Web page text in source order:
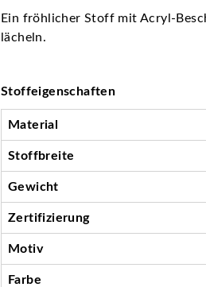
Ein fröhlicher Stoff mit Acryl-
lächeln.
Stoffeigenschaften
Material
Stoffbreite
Gewicht
Zertifizierung
Motiv
Farbe